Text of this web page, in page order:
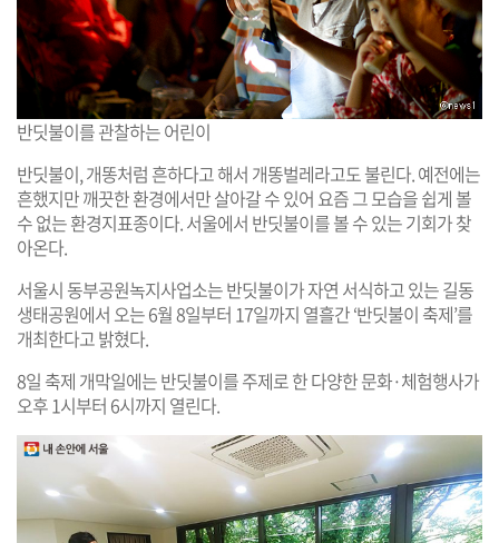
반딧불이를 관찰하는 어린이
반딧불이, 개똥처럼 흔하다고 해서 개똥벌레라고도 불린다. 예전에는
흔했지만 깨끗한 환경에서만 살아갈 수 있어 요즘 그 모습을 쉽게 볼
수 없는 환경지표종이다. 서울에서 반딧불이를 볼 수 있는 기회가 찾
아온다.
서울시 동부공원녹지사업소는 반딧불이가 자연 서식하고 있는 길동
생태공원에서 오는 6월 8일부터 17일까지 열흘간 ‘반딧불이 축제’를
개최한다고 밝혔다.
8일 축제 개막일에는 반딧불이를 주제로 한 다양한 문화·체험행사가
오후 1시부터 6시까지 열린다.